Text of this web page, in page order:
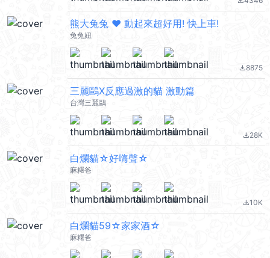
熊大兔兔 ❤︎ 動起來超好用! 快上車!
兔兔妞
file_download8875
三麗鷗X反應過激的貓 激動篇
台灣三麗鷗
file_download28K
白爛貓☆好嗨聲☆
麻糬爸
file_download10K
白爛貓59☆家家酒☆
麻糬爸